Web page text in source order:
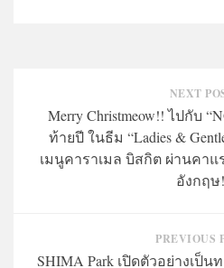
NEXT
Merry Christmeow!! ไปกับ
ท้ายปี ในธีม “Ladies &
เมนูคาราเมล บิสกิต ผ่านคา
อังกฤษ
PREVIOUS
SHIMA Park เปิดตัวอย่างเป็